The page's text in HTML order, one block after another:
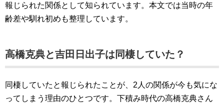
報じられた関係として知られています。本文では当時の年
齢差や馴れ初めも整理しています。
高橋克典と吉田日出子は同棲していた？
同棲していたと報じられたことが、2人の関係が今も気にな
ってしまう理由のひとつです。下積み時代の高橋克典さん